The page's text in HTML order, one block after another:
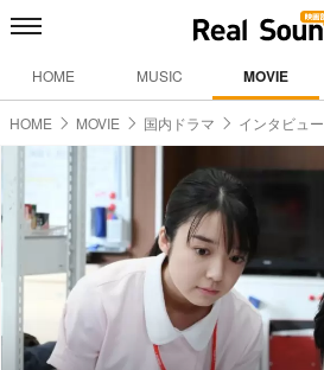
HOME MUSIC MOVIE
HOME MOVIE 国内ドラマ インタビュー